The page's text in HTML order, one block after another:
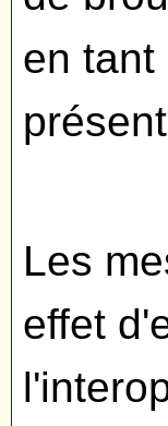
en tant
Les
effet